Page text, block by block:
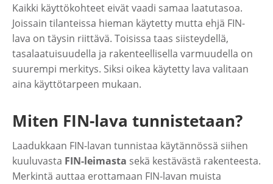
Kaikki käyttökohteet eivät vaadi samaa laatutasoa.
Joissain tilanteissa hieman käytetty mutta ehjä FIN-
lava on täysin riittävä. Toisissa taas siisteydellä,
tasalaatuisuudella ja rakenteellisella varmuudella on
suurempi merkitys. Siksi oikea käytetty lava valitaan
aina käyttötarpeen mukaan.
Miten FIN-lava tunnistetaan?
Laadukkaan FIN-lavan tunnistaa käytännössä siihen
kuuluvasta FIN-leimasta sekä kestävästä rakenteesta.
Merkintä auttaa erottamaan FIN-lavan muista